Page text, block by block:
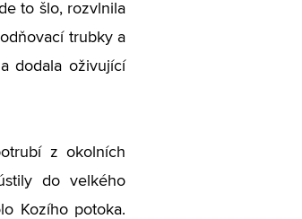
to šlo, rozvlnila
trubky a
dodala oživující
z okolních
do velkého
Kozího potoka.